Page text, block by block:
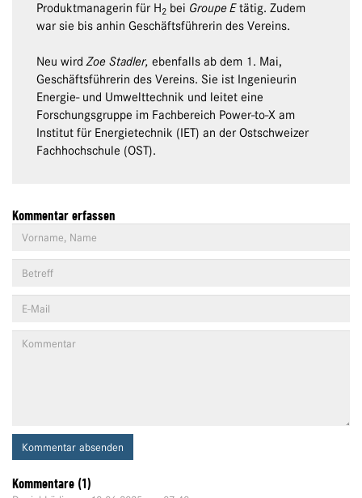
Produktmanagerin für H2 bei Groupe Etätig. Zudem
war sie bis anhin Geschäftsführerin des Vereins.
Neu wirdZoe Stadler, ebenfalls ab dem 1. Mai,
Geschäftsführerin des Vereins. Sie ist Ingenieurin
Energie- und Umwelttechnik und leitet eine
Forschungsgruppe im Fachbereich Power-to-X am
Institut für Energietechnik (IET) an der Ostschweizer
Fachhochschule (OST).
Kommentar erfassen
Kommentar absenden
Kommentare (1)